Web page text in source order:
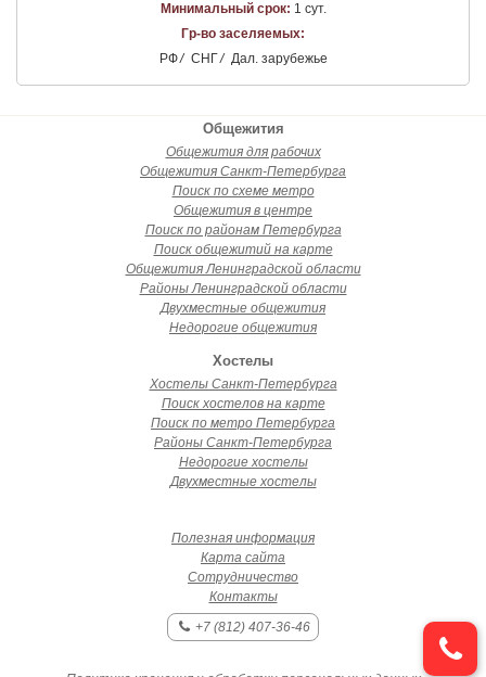
Минимальный срок: 1 сут.
Гр-во заселяемых:
РФ/ СНГ/ Дал. зарубежье
Общежития
Общежития для рабочих
Общежития Санкт-Петербурга
Поиск по схеме метро
Общежития в центре
Поиск по районам Петербурга
Поиск общежитий на карте
Общежития Ленинградской области
Районы Ленинградской области
Двухместные общежития
Недорогие общежития
Хостелы
Хостелы Санкт-Петербурга
Поиск хостелов на карте
Поиск по метро Петербурга
Районы Санкт-Петербурга
Недорогие хостелы
Двухместные хостелы
Полезная информация
Карта сайта
Сотрудничество
Контакты
+7 (812) 407-36-46